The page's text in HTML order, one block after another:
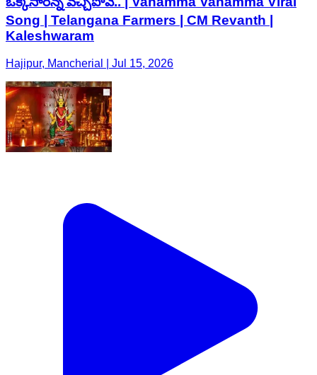
Song | Telangana Farmers | CM Revanth |
Kaleshwaram
Hajipur, Mancherial | Jul 15, 2026